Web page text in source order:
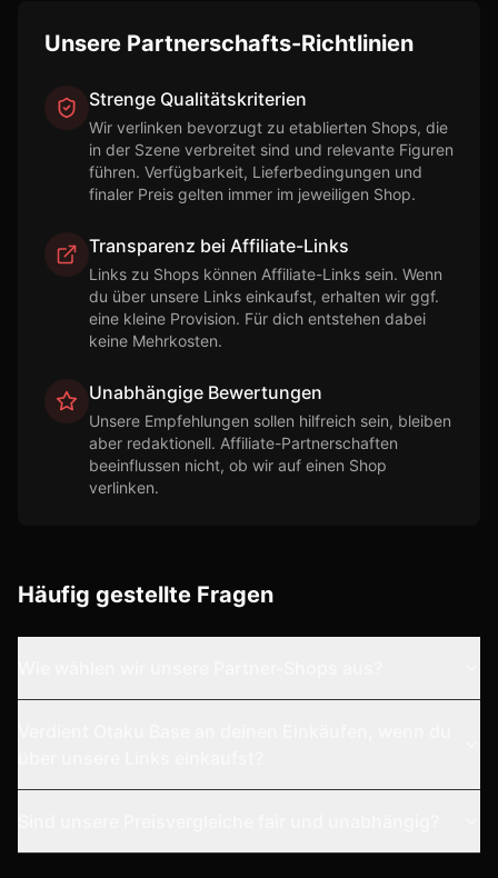
Unsere Partnerschafts-Richtlinien
Strenge Qualitätskriterien
Wir verlinken bevorzugt zu etablierten Shops, die
in der Szene verbreitet sind und relevante Figuren
führen. Verfügbarkeit, Lieferbedingungen und
finaler Preis gelten immer im jeweiligen Shop.
Transparenz bei Affiliate-Links
Links zu Shops können Affiliate-Links sein. Wenn
du über unsere Links einkaufst, erhalten wir ggf.
eine kleine Provision. Für dich entstehen dabei
keine Mehrkosten.
Unabhängige Bewertungen
Unsere Empfehlungen sollen hilfreich sein, bleiben
aber redaktionell. Affiliate-Partnerschaften
beeinflussen nicht, ob wir auf einen Shop
verlinken.
Häufig gestellte Fragen